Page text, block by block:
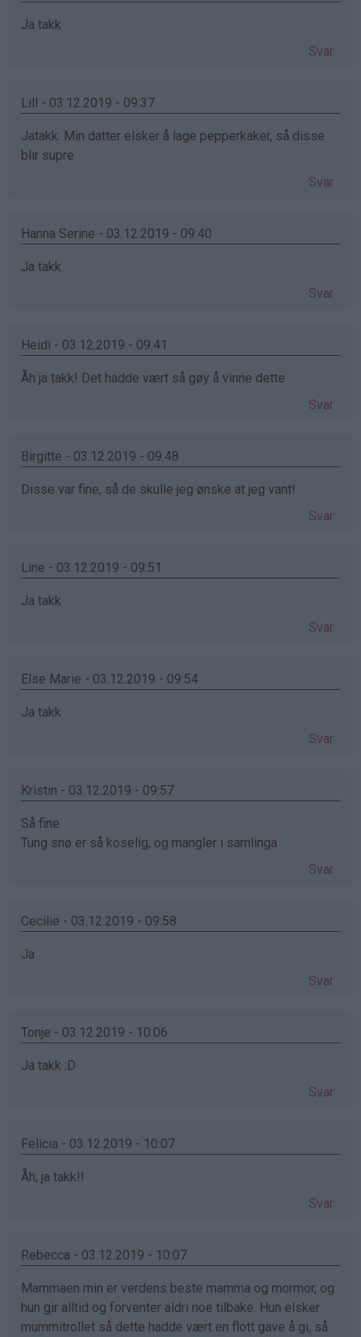
Ja takk
Svar
Lill - 03.12.2019 - 09:37
Jatakk. Min datter elsker å lage pepperkaker, så disse
blir supre
Svar
Hanna Serine - 03.12.2019 - 09:40
Ja takk
Svar
Heidi - 03.12.2019 - 09:41
Åh ja takk! Det hadde vært så gøy å vinne dette
Svar
Birgitte - 03.12.2019 - 09:48
Disse var fine, så de skulle jeg ønske at jeg vant!
Svar
Line - 03.12.2019 - 09:51
Ja takk
Svar
Else Marie - 03.12.2019 - 09:54
Ja takk
Svar
Kristin - 03.12.2019 - 09:57
Så fine
Tung snø er så koselig, og mangler i samlinga
Svar
Cecilie - 03.12.2019 - 09:58
Ja
Svar
Tonje - 03.12.2019 - 10:06
Ja takk :D
Svar
Felicia - 03.12.2019 - 10:07
Åh, ja takk!!
Svar
Rebecca - 03.12.2019 - 10:07
Mammaen min er verdens beste mamma og mormor, og
hun gir alltid og forventer aldri noe tilbake. Hun elsker
mummitrollet så dette hadde vært en flott gave å gi, så